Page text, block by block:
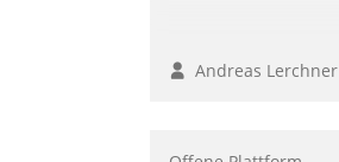
Andreas Lerchner